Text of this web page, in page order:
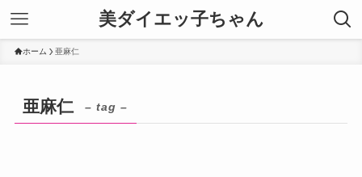
美ダイエッ子ちゃん
ホーム 亜麻仁
亜麻仁 – tag –